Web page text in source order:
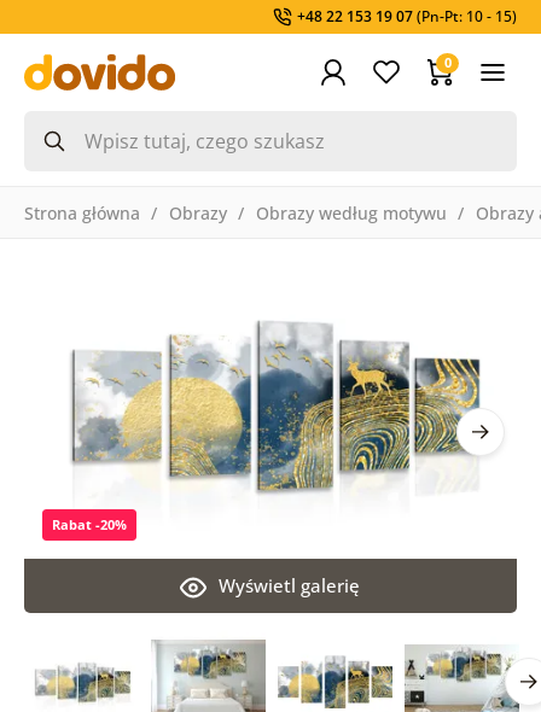
+48 22 153 19 07(Pn-Pt: 10 - 15)
0
Strona główna Obrazy Obrazy według motywu Obrazy
Wyświetl galerię
Rabat -20%